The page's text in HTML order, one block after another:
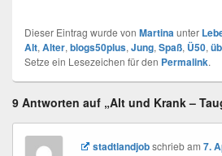
Dieser Eintrag wurde von Martinaunter
Alt, Alter, blogs50plus, Jung, Spaß, Ü50,
Setze ein Lesezeichen für den Permalink.
9 Antworten auf „Alt und Krank –
stadtlandjobschriebam7.